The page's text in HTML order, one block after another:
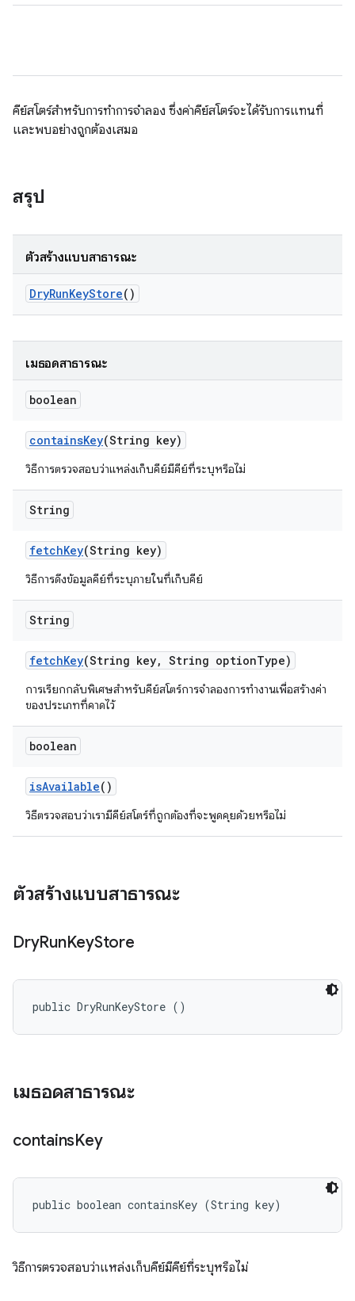
คีย์สโตร์สําหรับการทําการจำลอง ซึ่งค่าคีย์สโตร์จะได้รับการแทนที่
และพบอย่างถูกต้องเสมอ
สรุป
ตัวสร้างแบบสาธารณะ
DryRunKeyStore()
เมธอดสาธารณะ
boolean
containsKey(String key)
วิธีการตรวจสอบว่าแหล่งเก็บคีย์มีคีย์ที่ระบุหรือไม่
String
fetchKey(String key)
วิธีการดึงข้อมูลคีย์ที่ระบุภายในที่เก็บคีย์
String
fetchKey(String key, String optionType)
การเรียกกลับพิเศษสําหรับคีย์สโตร์การจําลองการทํางานเพื่อสร้างค่า
ของประเภทที่คาดไว้
boolean
isAvailable()
วิธีตรวจสอบว่าเรามีคีย์สโตร์ที่ถูกต้องที่จะพูดคุยด้วยหรือไม่
ตัวสร้างแบบสาธารณะ
DryRunKeyStore
public DryRunKeyStore ()
เมธอดสาธารณะ
containsKey
public boolean containsKey (String key)
วิธีการตรวจสอบว่าแหล่งเก็บคีย์มีคีย์ที่ระบุหรือไม่